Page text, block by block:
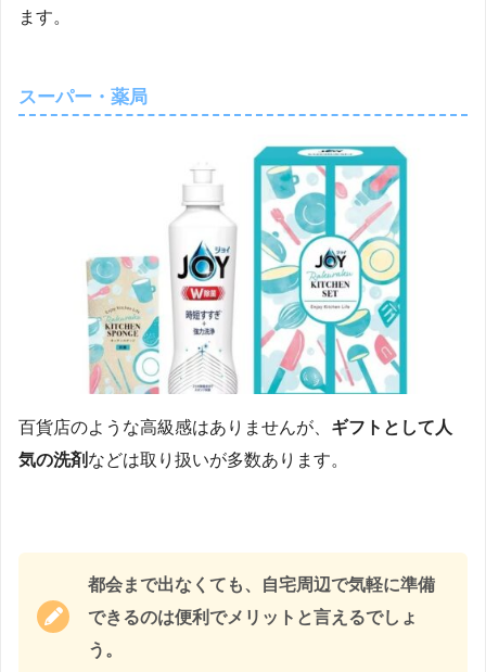
ます。
スーパー・薬局
百貨店のような高級感はありませんが、 ギフトとして人
気の洗剤 などは取り扱いが多数あります。
都会まで出なくても、自宅周辺で気軽に準備
できるのは便利でメリットと言えるでしょ
う。